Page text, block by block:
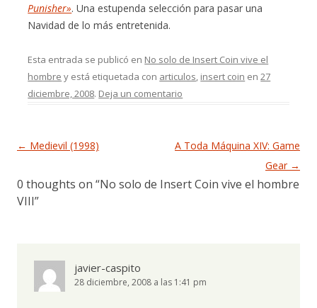
Punisher». Una estupenda selección para pasar una
Navidad de lo más entretenida.
Esta entrada se publicó en No solo de Insert Coin vive el
hombre y está etiquetada con articulos, insert coin en27
diciembre, 2008. Deja un comentario
Navegación de entradas
← Medievil (1998)
A Toda Máquina XIV: Game
Gear →
0 thoughts on “No solo de Insert Coin vive el hombre
VIII”
javier-caspito
28 diciembre, 2008 a las 1:41 pm